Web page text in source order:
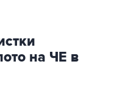
на ЧЕ в